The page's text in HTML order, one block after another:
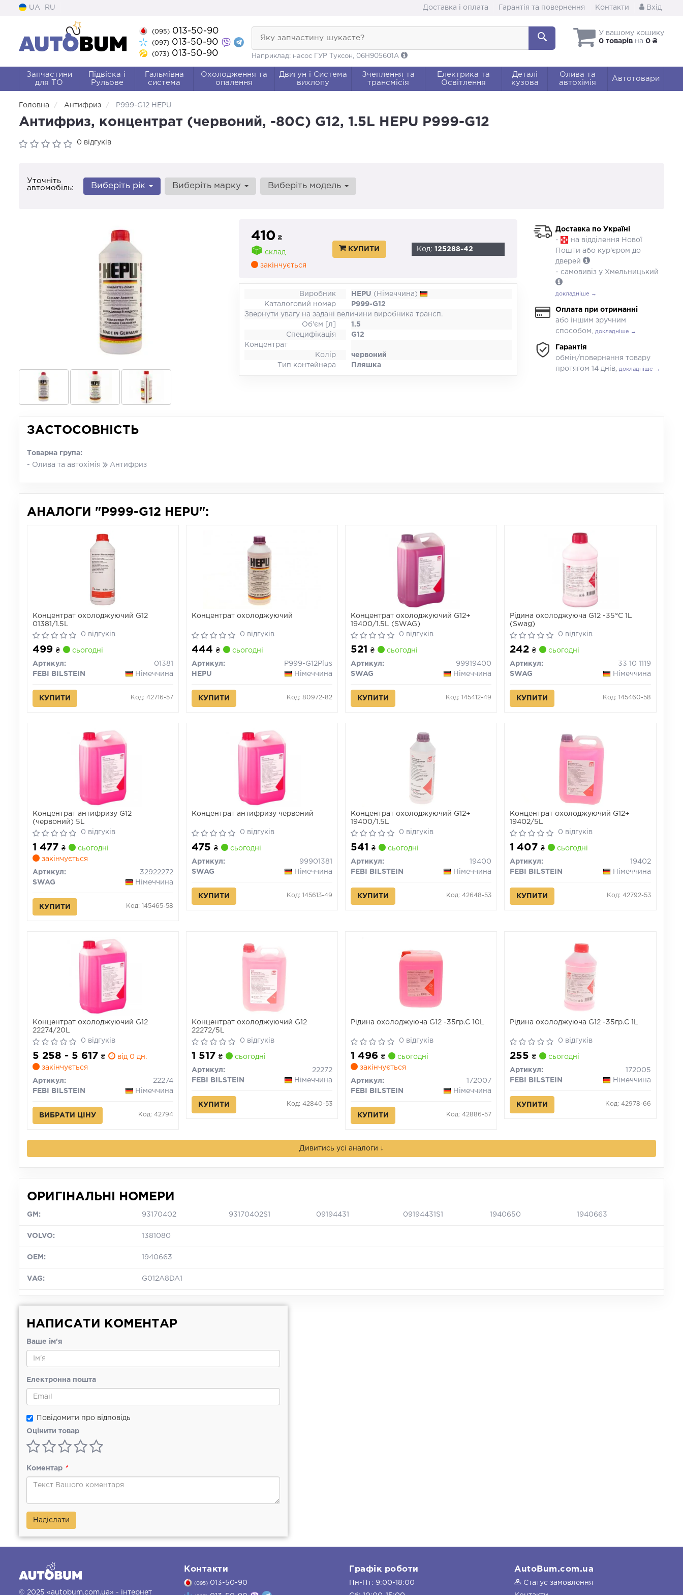
UA RU Доставка і оплата Гарантія та повернення Контакти Вхід
(095)013-50-90
(097)013-50-90
(073)013-50-90
У вашому кошику
0 товарів на 0 ₴
Яку запчастину шукаєте?
Наприклад: насос ГУР Туксон, 06H905601A
Запчастини
для ТО
Підвіска і
Рульове
Гальмівна
система
Охолодження та
опалення
Двигун і Система
вихлопу
Зчеплення та
трансмісія
Електрика та
Освітлення
Деталі
кузова
Олива та
автохімія
Автотовари
Головна Антифриз P999-G12 HEPU
Антифриз, концентрат (червоний, -80C) G12, 1.5L HEPU P999-G12
0 відгуків
Уточніть
автомобіль:
Виберіть рік Виберіть марку Виберіть модель
410 ₴
склад
закінчується
КУПИТИ Код:125288-42
Виробник HEPU (Німеччина)
Каталоговий номер
P999-G12
Звернути увагу на задані величини виробника трансп.
Об'єм [л]
1.5
Специфікація
G12
Концентрат
Колір
червоний
Тип контейнера
Пляшка
Доставка по Україні
-
на відділення Нової
Пошти або кур'єром до
дверей
- самовивіз у Хмельницький
докладніше →
Оплата при отриманні
або іншим зручним
способом, докладніше →
Гарантія
обмін/повернення товару
протягом 14 днів, докладніше →
ЗАСТОСОВНІСТЬ
Товарна група:
- Олива та автохімія
Антифриз
АНАЛОГИ "P999-G12 HEPU":
Концентрат охолоджуючий G12
01381/1.5L
0 відгуків
499 ₴ сьогодні
Артикул:
01381
FEBI BILSTEIN
Німеччина
КУПИТИ Код: 42716-57
Концентрат охолоджуючий
0 відгуків
444 ₴ сьогодні
Артикул:
P999-G12Plus
HEPU
Німеччина
КУПИТИ Код: 80972-82
Концентрат охолоджуючий G12+
19400/1.5L (SWAG)
0 відгуків
521 ₴ сьогодні
Артикул:
99919400
SWAG
Німеччина
КУПИТИ Код: 145412-49
Рідина охолоджуюча G12 -35°C 1L
(Swag)
0 відгуків
242₴ сьогодні
Артикул:
33 10 1119
SWAG
Німеччина
КУПИТИ Код: 145460-58
Концентрат антифризу G12
(червоний) 5L
0 відгуків
1 477 ₴
сьогодні
закінчується
Артикул:
32922272
SWAG
Німеччина
КУПИТИ Код: 145465-58
Концентрат антифризу червоний
0 відгуків
475 ₴ сьогодні
Артикул:
99901381
SWAG
Німеччина
КУПИТИ Код: 145613-49
Концентрат охолоджуючий G12+
19400/1.5L
0 відгуків
541 ₴ сьогодні
Артикул:
19400
FEBI BILSTEIN
Німеччина
КУПИТИ Код: 42648-53
Концентрат охолоджуючий G12+
19402/5L
0 відгуків
1 407₴ сьогодні
Артикул:
19402
FEBI BILSTEIN
Німеччина
КУПИТИ Код: 42792-53
Концентрат охолоджуючий G12
22274/20L
0 відгуків
5 258 - 5 617 ₴
від 0 дн.
закінчується
Артикул:
22274
FEBI BILSTEIN
Німеччина
ВИБРАТИ ЦІНУ Код: 42794
Концентрат охолоджуючий G12
22272/5L
0 відгуків
1 517 ₴ сьогодні
Артикул:
22272
FEBI BILSTEIN
Німеччина
КУПИТИ Код: 42840-53
Рідина охолоджуюча G12 -35гр.С 10L
0 відгуків
1 496 ₴
сьогодні
закінчується
Артикул:
172007
FEBI BILSTEIN
Німеччина
КУПИТИ Код: 42886-57
Рідина охолоджуюча G12 -35гр.С 1L
0 відгуків
255₴ сьогодні
Артикул:
172005
FEBI BILSTEIN
Німеччина
КУПИТИ Код: 42978-66
Дивитись усі аналоги ↓
ОРИГІНАЛЬНІ НОМЕРИ
GM: 93170402 93170402S1 09194431 09194431S1 1940650 1940663
VOLVO: 1381080
OEM: 1940663
VAG: G012A8DA1
НАПИСАТИ КОМЕНТАР
Ваше ім'я
Електронна пошта
Повідомити про відповідь
Оцінити товар
Коментар *
Надіслати
© 2025 «autobum.com.ua» - інтернет
Контакти
(095) 013-50-90
Графік роботи
Пн-Пт: 9:00-18:00
AutoBum.com.ua
Статус замовлення